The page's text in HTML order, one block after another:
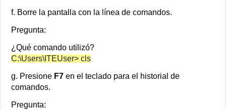
f. Borre la pantalla con la línea de comandos.
Pregunta:
¿Qué comando utilizó?
C:\Users\ITEUser> cls
g. Presione F7 en el teclado para el historial de
comandos.
Pregunta: